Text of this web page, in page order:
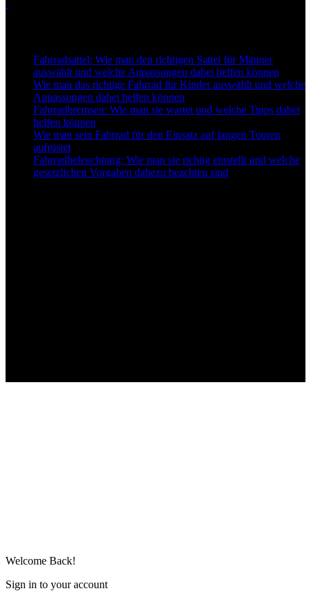
Fahrradsattel: Wie man den richtigen Sattel für Männer
auswählt und welche Anpassungen dabei helfen können
Wie man das richtige Fahrrad für Kinder auswählt und welche
Anpassungen dabei helfen können
Fahrradbremsen: Wie man sie wartet und welche Tipps dabei
helfen können
Wie man sein Fahrrad für den Einsatz auf langen Touren
aufrüstet
Fahrradbeleuchtung: Wie man sie richtig einstellt und welche
gesetzlichen Vorgaben dabezu beachten sind
Welcome Back!
Sign in to your account